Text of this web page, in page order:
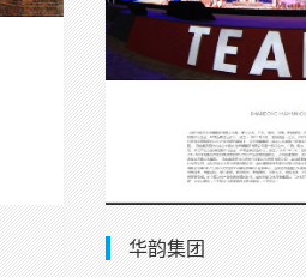
华韵集团